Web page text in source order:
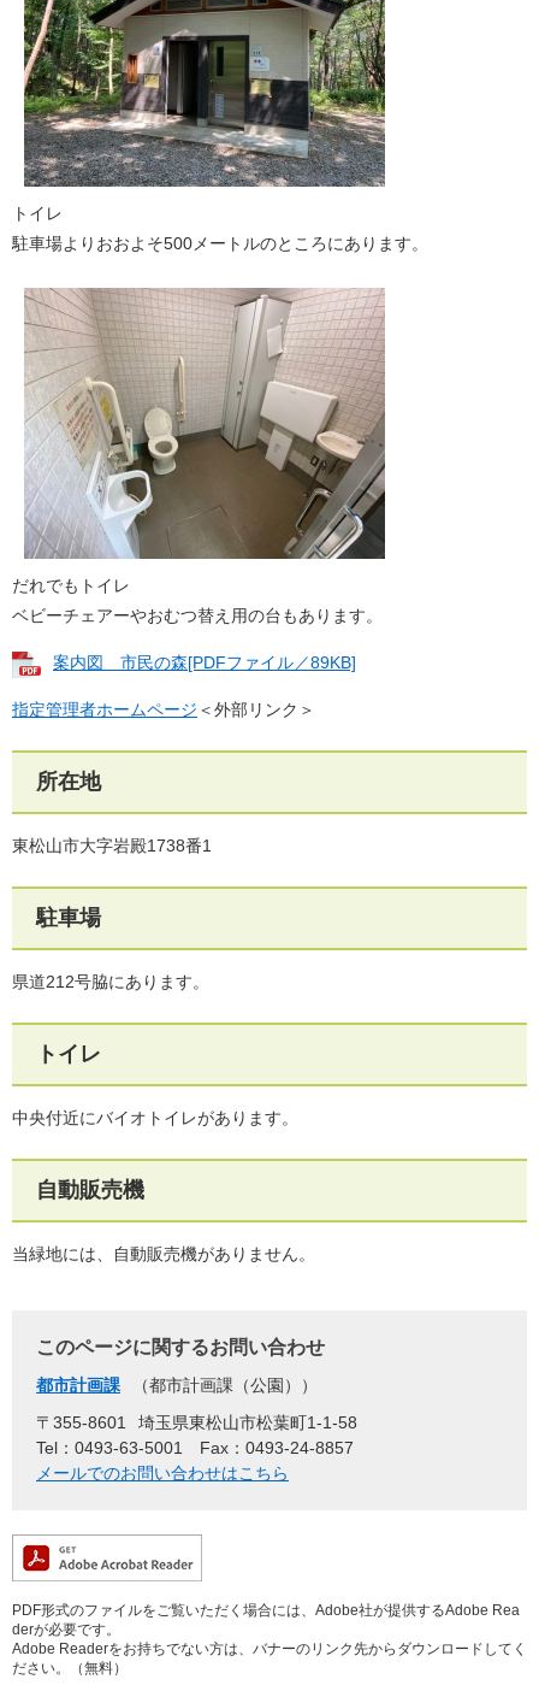
トイレ
駐車場よりおおよそ500メートルのところにあります。
だれでもトイレ
ベビーチェアーやおむつ替え用の台もあります。
案内図＿市民の森[PDFファイル／89KB]
指定管理者ホームページ ＜外部リンク＞
所在地
東松山市大字岩殿1738番1
駐車場
県道212号脇にあります。
トイレ
中央付近にバイオトイレがあります。
自動販売機
当緑地には、自動販売機がありません。
このページに関するお問い合わせ
都市計画課
都市計画課（公園）
〒355-8601
埼玉県東松山市松葉町1-1-58
Tel：0493-63-5001
Fax：0493-24-8857
メールでのお問い合わせはこちら
PDF形式のファイルをご覧いただく場合には、Adobe社が提供するAdobe Rea
derが必要です。
Adobe Readerをお持ちでない方は、バナーのリンク先からダウンロードしてく
ださい。（無料）